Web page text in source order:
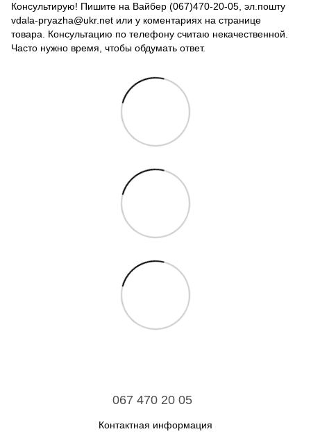
Консультирую! Пишите на Вайбер (067)470-20-05, эл.пошту
vdala-pryazha@ukr.net или у коментариях на странице
товара. Консультацию по телефону считаю некачественной.
Часто нужно время, чтобы обдумать ответ.
067 470 20 05
Контактная информация